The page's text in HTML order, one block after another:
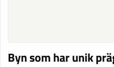
Byn som har unik